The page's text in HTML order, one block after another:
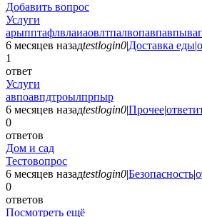
Добавить вопрос
Услуги
6 месяцев назадtestlogin0|Доставка еды|
1
ответ
Услуги
авпоавпдтроылпрпыр
6 месяцев назадtestlogin0|Прочее|
0
ответов
Дом и сад
Тестовопрос
6 месяцев назадtestlogin0|Безопасность|
0
ответов
Посмотреть ещё